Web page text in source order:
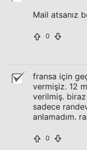
Mail atsanız
0
fransa için
vermişiz. 12
verilmiş.
sadece
anlamadım.
0